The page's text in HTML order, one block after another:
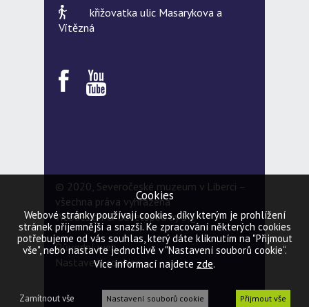
křižovatka ulic Masarykova a
Vítězná
© 2020, Severočeské muzeum v Liberci –
všechna práva vyhrazena
Webdesign & developed by5Q
Původní web
Nastavení cookies
Cookies
Webové stránky používají cookies, díky kterým je prohlížení
stránek příjemnější a snazší. Ke zpracování některých cookies
potřebujeme od vás souhlas, který dáte kliknutím na "Přijmout
vše", nebo nastavte jednotlivě v "Nastavení souborů cookie“.
Více informací najdete zde.
Zamítnout vše Nastavení souborů cookie Přijmout vše